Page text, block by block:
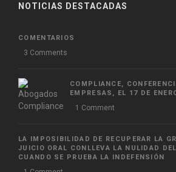
NOTICIAS DESTACADAS
COMENTARIOS
3 Comments
COMPLIANCE,
EMPRESAS, EL 17 DE
1 Comment
LA IMPOSIBILIDAD DE RECUPERAR LA
JUICIO ORAL CONLLEVA LA NULIDAD
CUANDO SE PRUEBA LA INDEFENSIÓN